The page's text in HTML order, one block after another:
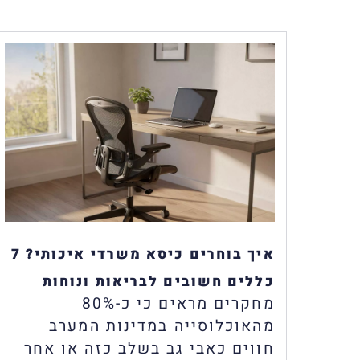
איך בוחרים כיסא משרדי איכותי? 7
כללים חשובים לבריאות ונוחות
מחקרים מראים כי כ-80%
מהאוכלוסייה במדינות המערב
חווים כאבי גב בשלב כזה או אחר